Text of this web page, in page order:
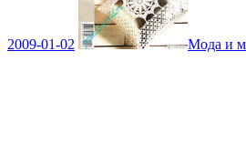
2009-01-02 Мода и